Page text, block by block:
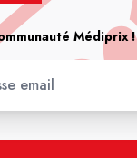
Médiprix !